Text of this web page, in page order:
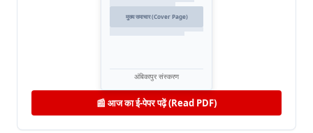
मुख्य समाचार (Cover Page)
अंबिकापुर संस्करण
📰 आज का ई-पेपर पढ़ें (Read PDF)